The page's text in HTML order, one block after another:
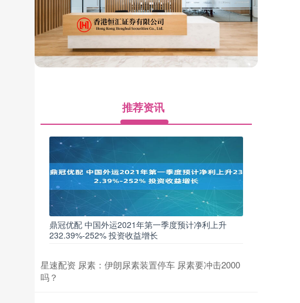
推荐资讯
鼎冠优配 中国外运2021年第一季度预计净利上升
232.39%-252% 投资收益增长
星速配资 尿素：伊朗尿素装置停车 尿素要冲击2000
吗？